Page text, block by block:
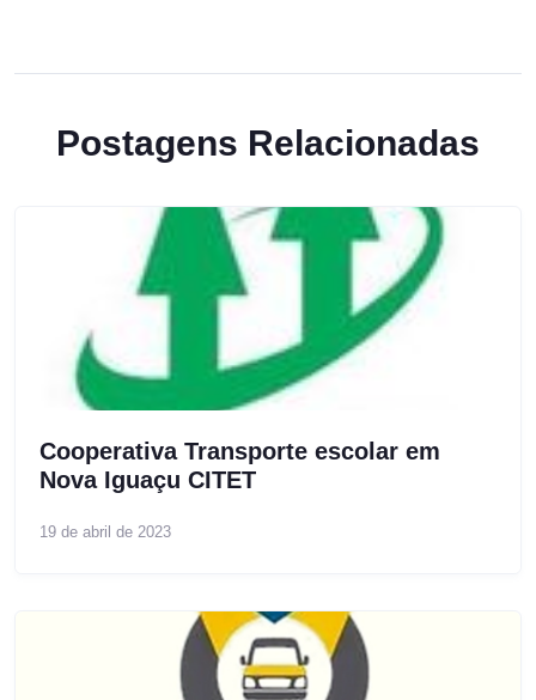
Postagens Relacionadas
Cooperativa Transporte escolar em
Nova Iguaçu CITET
19 de abril de 2023